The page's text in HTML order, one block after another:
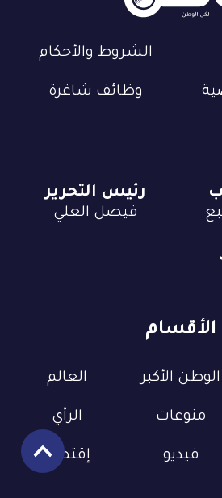
الشروط والأحكام
وظائف شاغرة
الأقسام
الوطن الأكبر العالم
منوعات الرأي
فيديو إقتصاد
رئيس التحرير
فيصل العلي